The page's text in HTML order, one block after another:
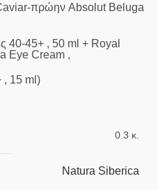
πρώην Absolut Beluga
40-45+ , 50 ml + Royal
Eye Cream ,
, 15 ml)
0.3 κ.
Natura Siberica